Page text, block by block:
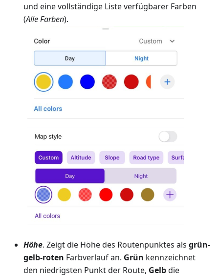
und eine vollständige Liste verfügbarer Farben
(Alle Farben).
Höhe. Zeigt die Höhe des Routenpunktes als grün-
gelb-roten Farbverlauf an. Grün kennzeichnet
den niedrigsten Punkt der Route, Gelbdie